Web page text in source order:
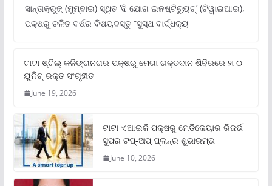
ସାନ୍ତାକ୍ରୁଜ୍ (ମୁମ୍ବାଇ) ସ୍ଥିତ ‘ଦି ଯୋଗ ଇନଷ୍ଟିଚ୍ୟୁଟ୍‌’ (ଟିୱାଇଆଇ),
ପକ୍ଷରୁ ଚଳିତ ବର୍ଷର ବିଷୟବସ୍ତୁ “ସୁସ୍ଥ ବାର୍ଦ୍ଧକ୍ୟ
ଟାଟା ଷ୍ଟିଲ୍‌ କଳିଙ୍ଗନଗର ପକ୍ଷରୁ ମେଗା ରକ୍ତଦାନ ଶିବିରରେ ୨୮୦
ୟୁନିଟ୍‌ ରକ୍ତ ସଂଗୃହୀତ
June 19, 2026
ଟାଟା ଏଆଇଜି ପକ୍ଷରୁ ମେଡିକେୟାର ରିଜର୍ଭ
ସୁପର ଟପ୍‌-ଅପ୍ ପ୍ଲାନ୍‌ର ଶୁଭାରମ୍ଭ
June 10, 2026